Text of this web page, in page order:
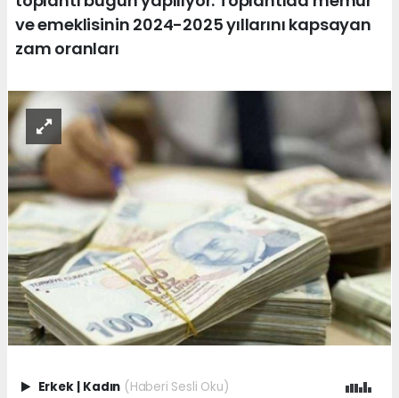
ve emeklisinin 2024-2025 yıllarını kapsayan
zam oranları
Erkek Kadın (Haberi Sesli Oku)